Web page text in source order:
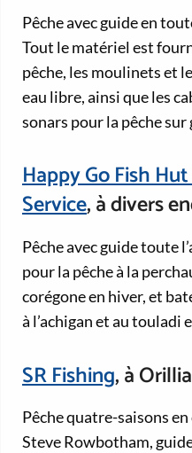
Pêche avec guide en
Tout le matériel est
pêche, les moulinets et
eau libre, ainsi que les
sonars pour la pêche sur
Happy Go Fish
Service, à divers
Pêche avec guide toute
pour la pêche à la
corégone en hiver, et
à l’achigan et au touladi
SR Fishing, à Orillia
Pêche quatre-saisons
Steve Rowbotham,